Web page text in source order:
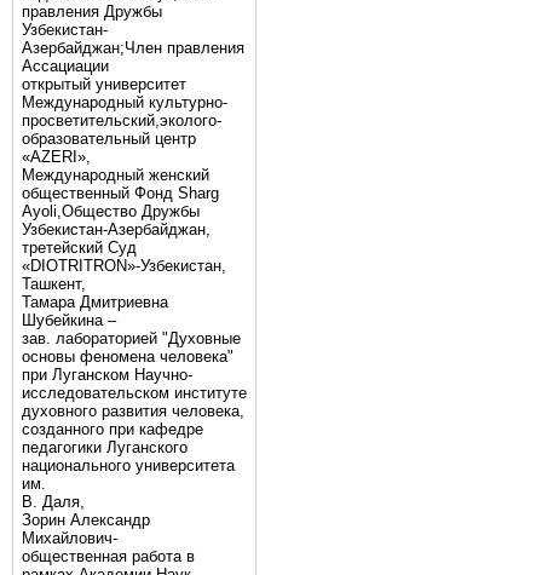
правления Дружбы
Узбекистан-
Азербайджан;Член правления
Ассациации
открытый университет
Международный культурно-
просветительский,эколого-
образовательный центр
«AZERI»,
Mеждународный женский
общественный Фонд Sharg
Аyoli,Общество Дружбы
Узбекистан-Азербайджан,
третейский Суд
«DIOTRITRON»-Узбекистан,
Ташкент,
Тамара Дмитриевна
Шубейкина –
зав. лабораторией "Духовные
основы феномена человека"
при Луганском Научно-
исследовательском институте
духовного развития человека,
созданного при кафедре
педагогики Луганского
национального университета
им.
В. Даля,
Зорин Александр
Михайлович-
общественная работа в